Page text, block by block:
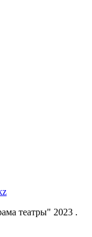
театры" 2023 .